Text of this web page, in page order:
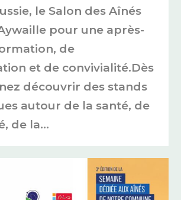
le Salon des Aînés
pour une après-
de
et de convivialité.Dès
découvrir des stands
autour de la santé, de
de la…